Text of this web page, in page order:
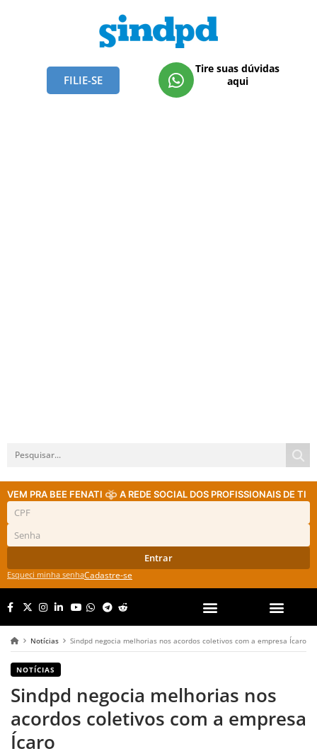
FILIE-SE
Tire suas dúvidas
aqui
VEM PRA BEE FENATI A REDE SOCIAL DOS PROFISSIONAIS DE TI
Entrar
Esqueci minha senhaCadastre-se
Notícias Sindpd negocia melhorias nos acordos coletivos com a empresa Ícaro
NOTÍCIAS
Sindpd negocia melhorias nos
acordos coletivos com a empresa
Ícaro